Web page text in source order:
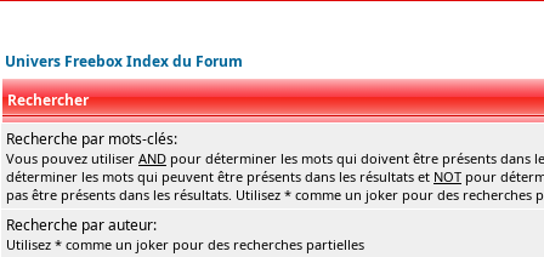
Univers Freebox Index du Forum
Rechercher
Recherche par mots-clés:
Vous pouvez utiliser AND pour déterminer les mots qui doivent être présents dans
déterminer les mots qui peuvent être présents dans les résultats et NOT pour
pas être présents dans les résultats. Utilisez * comme un joker pour des recherches
Recherche par auteur:
Utilisez * comme un joker pour des recherches partielles